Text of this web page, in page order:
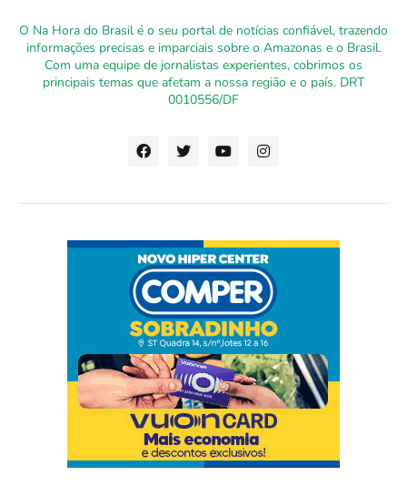
O Na Hora do Brasil é o seu portal de notícias confiável, trazendo
informações precisas e imparciais sobre o Amazonas e o Brasil.
Com uma equipe de jornalistas experientes, cobrimos os
principais temas que afetam a nossa região e o país. DRT
0010556/DF